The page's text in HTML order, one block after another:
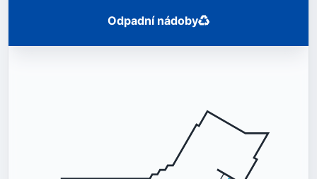
Odpadní nádoby